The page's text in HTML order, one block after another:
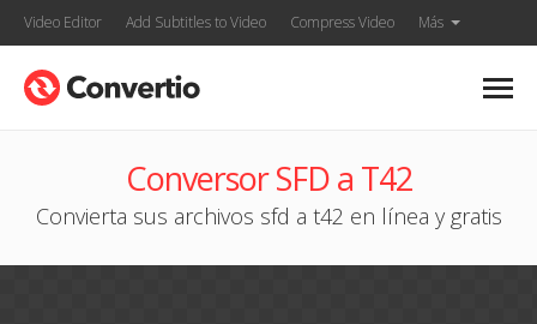
Video Editor Add Subtitles to Video Compress Video Más
Conversor SFD a T42
Convierta sus archivos sfd a t42 en línea y gratis